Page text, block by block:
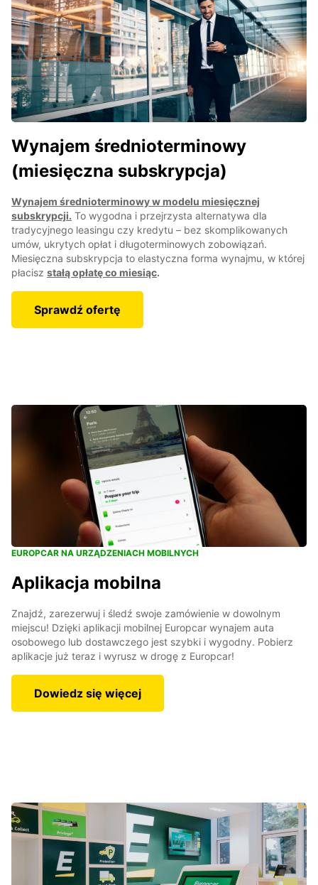
Wynajem średnioterminowy
(miesięczna subskrypcja)
Wynajem średnioterminowy w modelu miesięcznej
subskrypcji. To wygodna i przejrzysta alternatywa dla
tradycyjnego leasingu czy kredytu – bez skomplikowanych
umów, ukrytych opłat i długoterminowych zobowiązań.
Miesięczna subskrypcja to elastyczna forma wynajmu, w której
płacisz stałą opłatę co miesiąc.
Sprawdź ofertę
EUROPCAR NA URZĄDZENIACH MOBILNYCH
Aplikacja mobilna
Znajdź, zarezerwuj i śledź swoje zamówienie w dowolnym
miejscu! Dzięki aplikacji mobilnej Europcar wynajem auta
osobowego lub dostawczego jest szybki i wygodny. Pobierz
aplikacje już teraz i wyrusz w drogę z Europcar!
Dowiedz się więcej